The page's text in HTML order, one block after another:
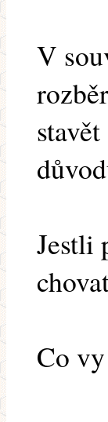
V
Jestli
Co